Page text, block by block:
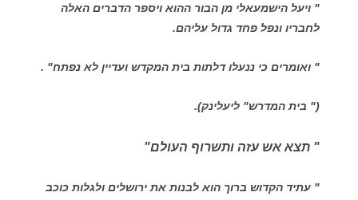
" ויעל הישמעאלי מן הבור ההוא ויספר הדברים האלה
לחבריו ונפל פחד גדול עליהם.
" ואומרים כי ננעלו דלתות בית המקדש ועדיין לא נפתח" .
(" בית המדרש" ליעלינק).
" תצא אש עזה ותשרוף העולם"
" עתיד הקדוש ברוך הוא לבנות את ירושלים ולגלות כוכב